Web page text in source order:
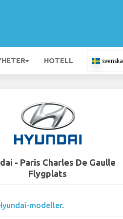
HOTELL svenska
- Paris Charles De Gaulle
Flygplats
modeller.